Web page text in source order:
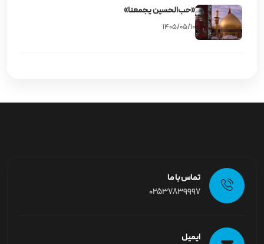
«حب‌الحسین یجمعنا»
۱۴۰۵/۰۵/۱۰
تماس با ما
02537839997
ایمیل